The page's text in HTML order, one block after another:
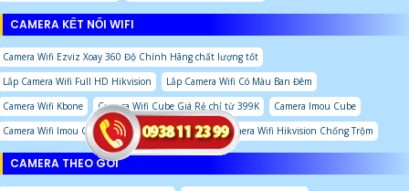
CAMERA KẾT NỐI WIFI
Camera Wifi Ezviz Xoay 360 Độ Chính Hãng chất lượng tốt
Lắp Camera Wifi Full HD Hikvision
Lắp Camera Wifi Có Màu Ban Đêm
Camera Wifi Kbone
Camera Wifi Cube Giá Rẻ chỉ từ 399K
Camera Imou Cube
Camera Wifi Imou Chính Hãng Chất Lượng Cao
Camera Wifi Hikvision Chống Trộm
CAMERA THEO GÓI